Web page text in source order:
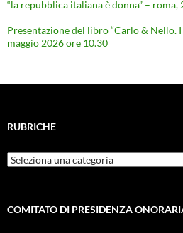
“la repubblica italiana è donna” –
Presentazione del libro “Carlo & Nello.
maggio 2026 ore 10.30
RUBRICHE
Rubriche
COMITATO DI PRESIDENZA